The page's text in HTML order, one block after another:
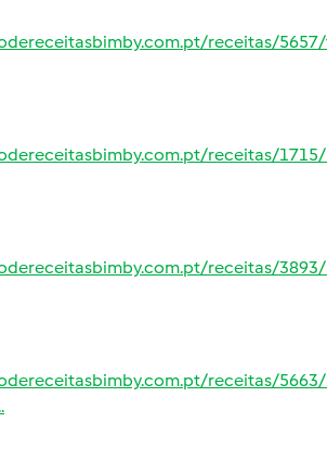
receitas/
receitas/
receitas/
receitas/